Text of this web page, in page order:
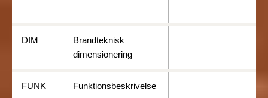
DIM
Brandteknisk
dimensionering
FUNK Funktionsbeskrivelse